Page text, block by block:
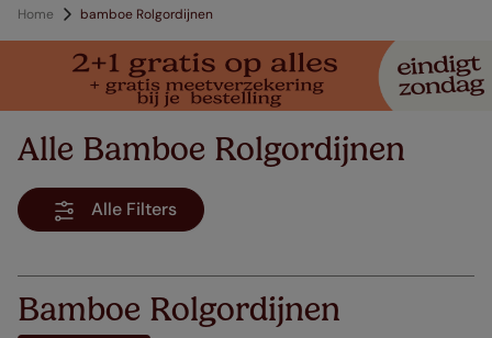
Home bamboe Rolgordijnen
Alle Bamboe Rolgordijnen
Alle Filters
Bamboe Rolgordijnen